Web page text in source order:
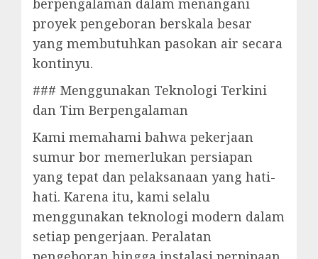
berpengalaman dalam menangani
proyek pengeboran berskala besar
yang membutuhkan pasokan air secara
kontinyu.
### Menggunakan Teknologi Terkini
dan Tim Berpengalaman
Kami memahami bahwa pekerjaan
sumur bor memerlukan persiapan
yang tepat dan pelaksanaan yang hati-
hati. Karena itu, kami selalu
menggunakan teknologi modern dalam
setiap pengerjaan. Peralatan